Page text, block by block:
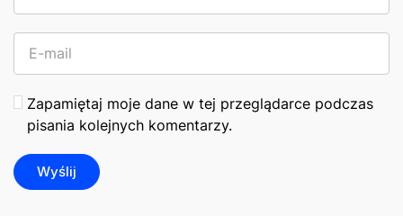
Zapamiętaj moje dane w tej przeglądarce podczas
pisania kolejnych komentarzy.